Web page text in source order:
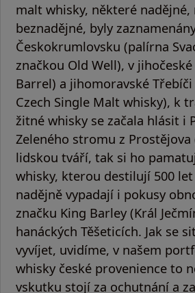
malt whisky, některé
beznadějné, byly
Českokrumlovsku (palírna
značkou Old Well), v
Barrel) a jihomoravské
Czech Single Malt whisky), k
žitné whisky se začala hlásit i
Zeleného stromu z
lidskou tváří, tak si ho
whisky, kterou destilují 500 let
nadějně vypadají i pokusy
značku King Barley (Král
hanáckých Těšeticích. Jak se
vyvíjet, uvidíme, v našem
whisky české provenience to
vskutku stojí za ochutnání a